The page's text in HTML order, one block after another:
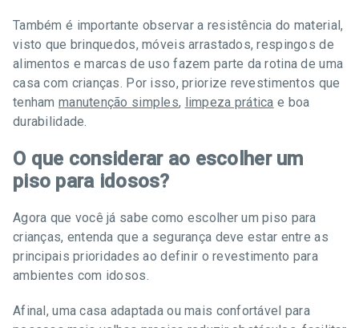
Também é importante observar a resistência do material,
visto que brinquedos, móveis arrastados, respingos de
alimentos e marcas de uso fazem parte da rotina de uma
casa com crianças. Por isso, priorize revestimentos que
tenham manutenção simples, limpeza prática e boa
durabilidade.
O que considerar ao escolher um
piso para idosos?
Agora que você já sabe como escolher um piso para
crianças, entenda que a segurança deve estar entre as
principais prioridades ao definir o revestimento para
ambientes com idosos.
Afinal, uma casa adaptada ou mais confortável para